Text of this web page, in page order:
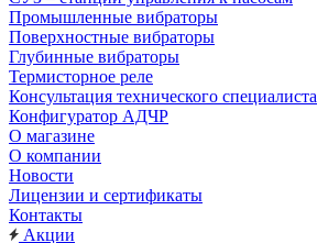
Промышленные вибраторы
Поверхностные вибраторы
Глубинные вибраторы
Термисторное реле
Консультация технического специалиста
Конфигуратор АДЧР
О магазине
О компании
Новости
Лицензии и сертификаты
Контакты
Акции